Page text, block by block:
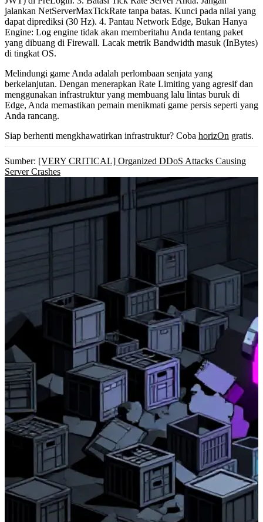
jalankan NetServerMaxTickRate tanpa batas. Kunci pada nilai yang
dapat diprediksi (30 Hz). 4. Pantau Network Edge, Bukan Hanya
Engine: Log engine tidak akan memberitahu Anda tentang paket
yang dibuang di Firewall. Lacak metrik Bandwidth masuk (InBytes)
di tingkat OS.
Melindungi game Anda adalah perlombaan senjata yang
berkelanjutan. Dengan menerapkan Rate Limiting yang agresif dan
menggunakan infrastruktur yang membuang lalu lintas buruk di
Edge, Anda memastikan pemain menikmati game persis seperti yang
Anda rancang.
Siap berhenti mengkhawatirkan infrastruktur? Coba horizOn gratis.
Sumber: [VERY CRITICAL] Organized DDoS Attacks Causing
Server Crashes